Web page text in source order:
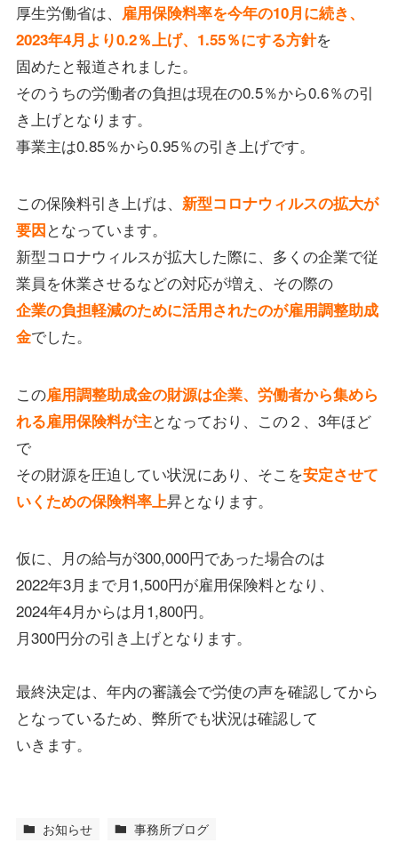
厚生労働省は、 雇用保険料率を今年の10月に続き、
2023年4月より0.2％上げ、1.55％にする方針を
固めたと報道されました。
そのうちの労働者の負担は現在の0.5％から0.6％の引
き上げとなります。
事業主は0.85％から0.95％の引き上げです。
この保険料引き上げは、 新型コロナウィルスの拡大が
要因となっています。
新型コロナウィルスが拡大した際に、多くの企業で従
業員を休業させるなどの対応が増え、その際の
企業の負担軽減のために活用されたのが雇用調整助成
金でした。
この雇用調整助成金の財源は企業、労働者から集めら
れる雇用保険料が主となっており、この２、3年ほど
で
その財源を圧迫してい状況にあり、そこを安定させて
いくための保険料率上昇となります。
仮に、月の給与が300,000円であった場合のは
2022年3月まで月1,500円が雇用保険料となり、
2024年4月からは月1,800円。
月300円分の引き上げとなります。
最終決定は、年内の審議会で労使の声を確認してから
となっているため、弊所でも状況は確認して
いきます。
お知らせ 事務所ブログ